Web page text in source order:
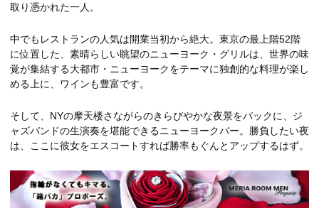
取り憑かれた一人。
中でもレストランの人気は開業当初から絶大。東京の最上階52階
に位置した、素晴らしい眺望のニューヨーク・グリルは、世界の味
覚が集結する大都市・ニューヨークをテーマに独創的な料理が楽し
める上に、ワインも豊富です。
そして、NYの摩天楼さながらのきらびやかな夜景をバックに、ジ
ャズバンドの生演奏を堪能できるニューヨークバー。勝負したい夜
は、ここに彼女をエスコートすれば勝率もぐんとアップするはず。